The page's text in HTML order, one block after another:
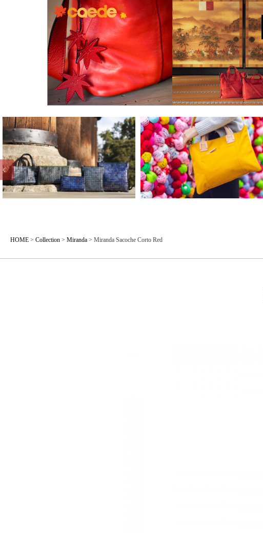
HOME > Collection > Miranda > Miranda Sacoche Corto Red